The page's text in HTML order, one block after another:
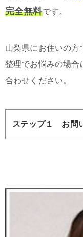
完全無料です。
山梨県にお住いの方
整理でお悩みの場合
合わせください。
ステップ１ お問